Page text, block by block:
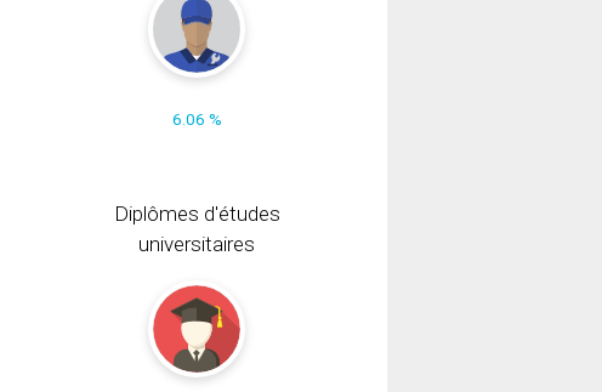
6.06 %
Diplômes d'études
universitaires